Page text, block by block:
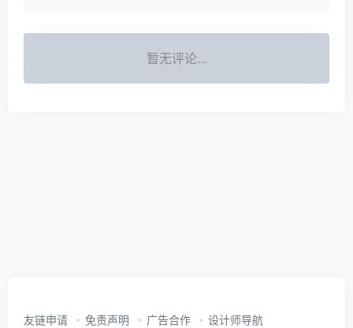
暂无评论...
友链申请 免责声明 广告合作 设计师导航